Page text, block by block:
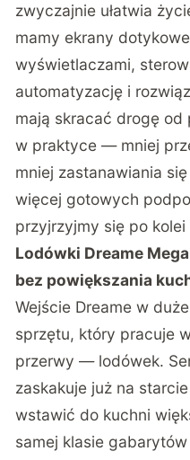
zwyczajnie ułatwia
mamy ekrany
wyświetlaczami,
automatyzację i
mają skracać drogę od
w praktyce — mniej
mniej zastanawiania
więcej gotowych
przyjrzyjmy się po
Lodówki Dreame
bez powiększania
Wejście Dreame w
sprzętu, który pracuje
przerwy — lodówek.
zaskakuje już na
wstawić do kuchni
samej klasie